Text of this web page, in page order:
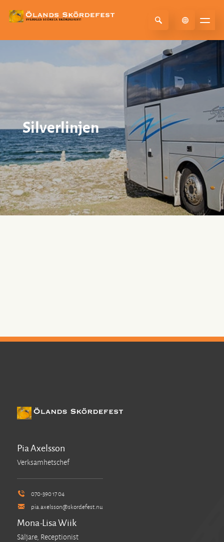
Select Language
Silverlinjen
Pia Axelsson
Verksamhetschef
070-390 17 04
pia.axelsson@skordefest.nu
Mona-Lisa Wiik
Säljare, Receptionist